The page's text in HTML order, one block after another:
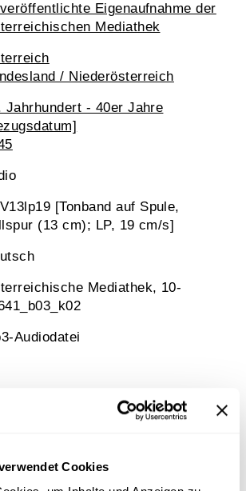
Cookies
Eigenaufnahme der
Mediathek
/ Niederösterreich
Jahrhundert - 40er Jahre
[Tonband auf Spule,
(13 cm); LP, 19 cm/s]
Mediathek, 10-
Audiodatei